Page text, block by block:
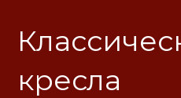
кресла